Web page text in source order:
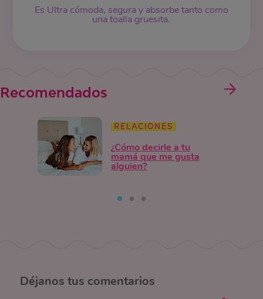
Es Ultra cómoda, segura y absorbe tanto como
una toalla gruesita.
Recomendados
RELACIONES
¿Cómo decirle a tu
mamá que me gusta
alguien?
Déjanos tus comentarios